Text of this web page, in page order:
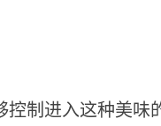
控制进入这种美味